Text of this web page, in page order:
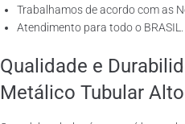
Trabalhamos de acordo com as
Atendimento para todo o BRASIL.
Qualidade e
Metálico Tubular